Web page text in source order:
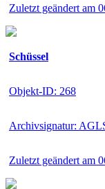
Zuletzt geändert am
Schüssel
Objekt-ID: 268
Archivsignatur:
Zuletzt geändert am